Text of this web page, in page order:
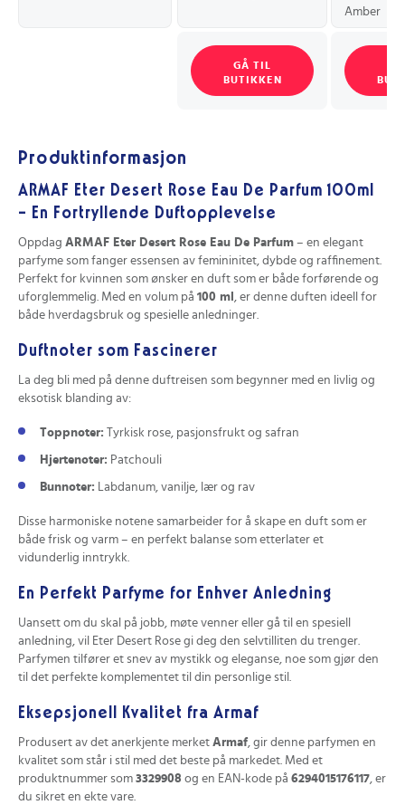
Amber
GÅ TIL
BUTIKKEN
Produktinformasjon
ARMAF Eter Desert Rose Eau De Parfum 100ml
– En Fortryllende Duftopplevelse
Oppdag ARMAF Eter Desert Rose Eau De Parfum – en elegant
parfyme som fanger essensen av femininitet, dybde og raffinement.
Perfekt for kvinnen som ønsker en duft som er både forførende og
uforglemmelig. Med en volum på 100 ml
, er denne duften ideell for
både hverdagsbruk og spesielle anledninger.
Duftnoter som Fascinerer
La deg bli med på denne duftreisen som begynner med en livlig og
eksotisk blanding av:
Toppnoter: Tyrkisk rose, pasjonsfrukt og safran
Hjertenoter: Patchouli
Bunnoter: Labdanum, vanilje, lær og rav
Disse harmoniske notene samarbeider for å skape en duft som er
både frisk og varm – en perfekt balanse som etterlater et
vidunderlig inntrykk.
En Perfekt Parfyme for Enhver Anledning
Uansett om du skal på jobb, møte venner eller gå til en spesiell
anledning, vil Eter Desert Rose gi deg den selvtilliten du trenger.
Parfymen tilfører et snev av mystikk og eleganse, noe som gjør den
til det perfekte komplementet til din personlige stil.
Eksepsjonell Kvalitet fra Armaf
Produsert av det anerkjente merket Armaf, gir denne parfymen en
kvalitet som står i stil med det beste på markedet. Med et
produktnummer som 3329908 og en EAN-kode på 6294015176117, er
du sikret en ekte vare.